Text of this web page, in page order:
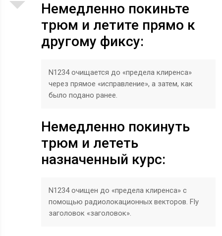
Немедленно покиньте
трюм и летите прямо к
другому фиксу:
N1234 очищается до «предела клиренса»
через прямое «исправление», а затем, как
было подано ранее.
Немедленно покинуть
трюм и лететь
назначенный курс:
N1234 очищен до «предела клиренса» с
помощью радиолокационных векторов. Fly
заголовок «заголовок».